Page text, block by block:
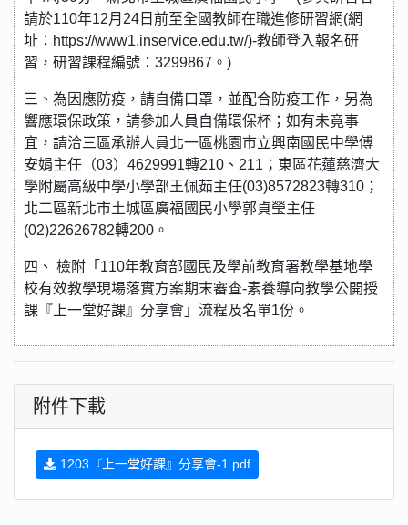
請於110年12月24日前至全國教師在職進修研習網(網
址：https://www1.inservice.edu.tw/)-教師登入報名研
習，研習課程編號：3299867。)
三、為因應防疫，請自備口罩，並配合防疫工作，另為
響應環保政策，請參加人員自備環保杯；如有未竟事
宜，請洽三區承辦人員北一區桃園市立興南國民中學傅
安娟主任（03）4629991轉210、211；東區花蓮慈濟大
學附屬高級中學小學部王佩茹主任(03)8572823轉310；
北二區新北市土城區廣福國民小學郭貞瑩主任
(02)22626782轉200。
四、 檢附「110年教育部國民及學前教育署教學基地學
校有效教學現場落實方案期末審查-素養導向教學公開授
課『上一堂好課』分享會」流程及名單1份。
附件下載
1203『上一堂好課』分享會-1.pdf